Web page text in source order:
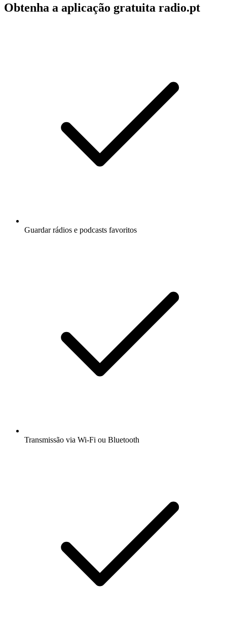
Obtenha a aplicação gratuita radio.pt
Guardar rádios e podcasts favoritos
Transmissão via Wi-Fi ou Bluetooth